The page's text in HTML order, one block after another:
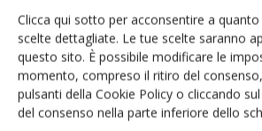
Clicca qui sotto per acconsentire a
scelte dettagliate. Le tue scelte saranno
questo sito. È possibile modificare le
momento, compreso il ritiro del
pulsanti della Cookie Policy o cliccando
del consenso nella parte inferiore dello